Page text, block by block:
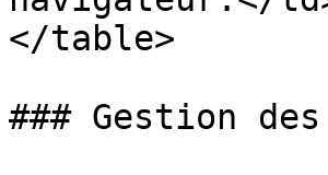
</table>
### Gestion